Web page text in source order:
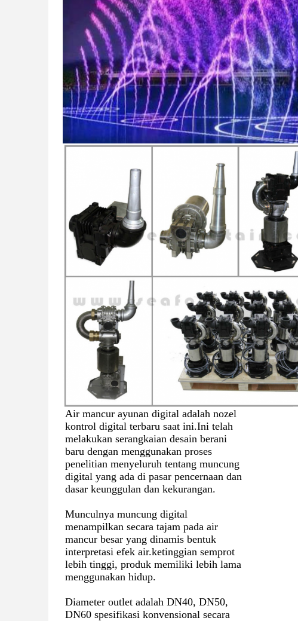
Air mancur ayunan digital adalah nozel
kontrol digital terbaru saat ini.Ini telah
melakukan serangkaian desain berani
baru dengan menggunakan proses
penelitian menyeluruh tentang muncung
digital yang ada di pasar pencernaan dan
dasar keunggulan dan kekurangan.
Munculnya muncung digital
menampilkan secara tajam pada air
mancur besar yang dinamis bentuk
interpretasi efek air.ketinggian semprot
lebih tinggi, produk memiliki lebih lama
menggunakan hidup.
Diameter outlet adalah DN40, DN50,
DN60 spesifikasi konvensional secara